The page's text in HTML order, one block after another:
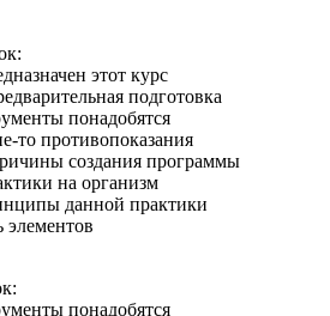
этот курс
подготовка
понадобятся
то противопоказания
создания программы
на организм
данной практики
элементов
понадобятся